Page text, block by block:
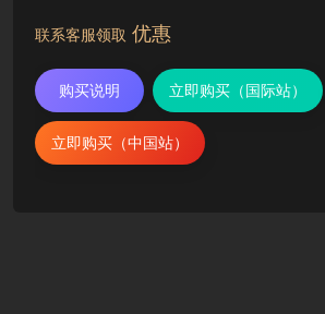
联系客服领取 优惠
购买说明 立即购买（国际站）
立即购买（中国站）